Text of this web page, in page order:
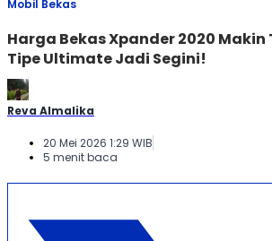
Mobil Bekas
Harga Bekas Xpander 2020
Tipe Ultimate Jadi Segini!
Reva Almalika
20 Mei 2026 1:29 WIB
5 menit baca